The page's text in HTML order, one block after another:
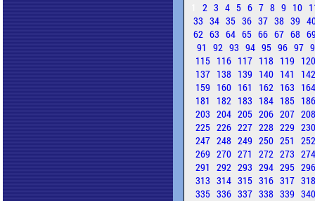
2 3 4 5 6 7 8 9 10
33 34 35 36 37 38 39
62 63 64 65 66 67 68
91 92 93 94 95 96 97
115 116 117 118 119
137 138 139 140 141
159 160 161 162 163
181
182 183 184 185
203 204 205 206 207
225 226 227 228 229
247 248 249 250 251
269 270 271 272 273
291 292 293 294 295
313 314 315 316 317
335 336 337 338 339